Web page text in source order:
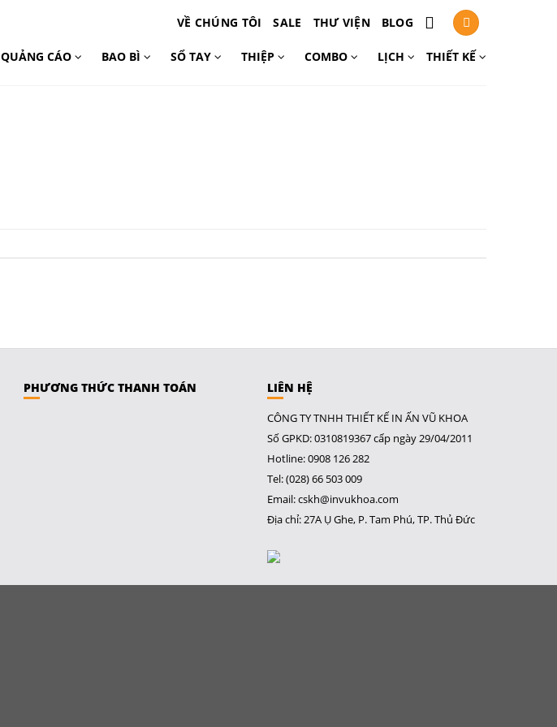
VỀ CHÚNG TÔI SALE THƯ VIỆN BLOG
QUẢNG CÁO BAO BÌ SỔ TAY THIỆP COMBO LỊCH THIẾT KẾ
PHƯƠNG THỨC THANH TOÁN LIÊN HỆ
CÔNG TY TNHH THIẾT KẾ IN ẤN VŨ KHOA
Số GPKD: 0310819367 cấp ngày 29/04/2011
Hotline: 0908 126 282
Tel: (028) 66 503 009
Email: cskh@invukhoa.com
Địa chỉ: 27A Ụ Ghe, P. Tam Phú, TP. Thủ Đức